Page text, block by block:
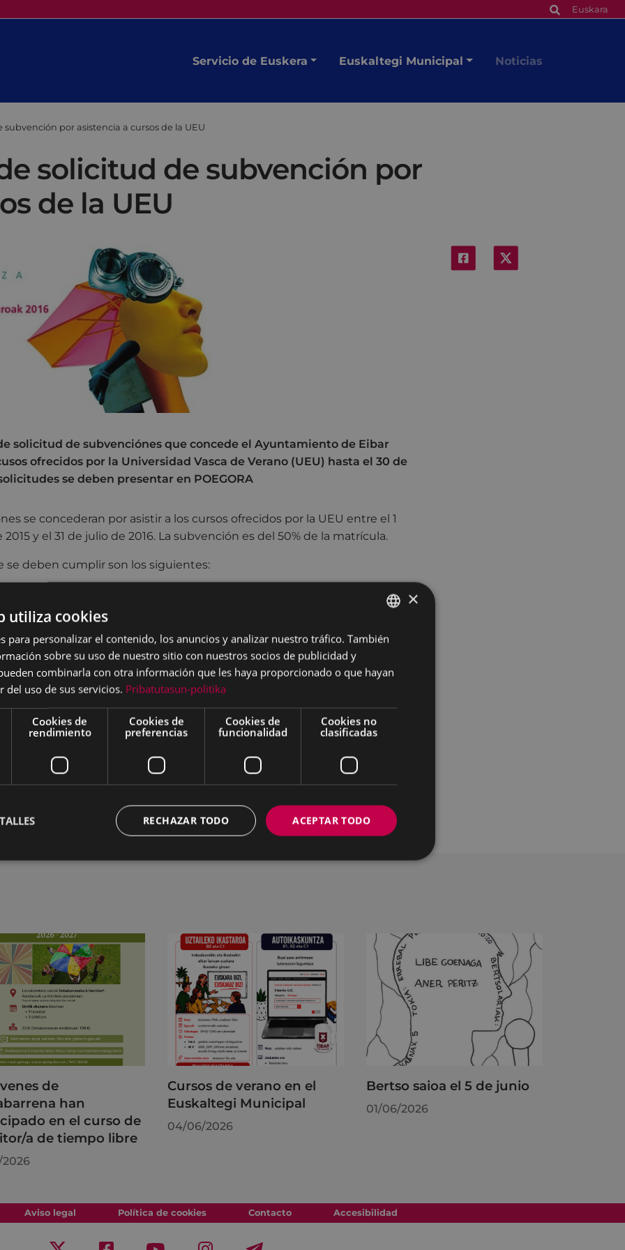
Euskara
Servicio de Euskera Euskaltegi Municipal Noticias
por asistencia a cursos de la UEU
solicitud de subvención por
de la UEU
solicitud de subvenciónes que concede el Ayuntamiento de Eibar
ofrecidos por la Universidad Vasca de Verano (UEU) hasta el 30 de
se deben presentar en POEGORA
se concederan por asistir a los cursos ofrecidos por la UEU entre el 1
y el 31 de julio de 2016. La subvención es del 50% de la matrícula.
se deben cumplir son los siguientes:
a en Eibar.
una asistencia del 85%
UEU fuera de Eibar:
estudiante.
a en Eibar.
una asistencia del 85%.
de
han
en el curso de
a de tiempo libre
2026
Cursos de verano en el
Euskaltegi Municipal
04/06/2026
Bertso saioa el 5 de junio
01/06/2026
Aviso legal Política de cookies Contacto Accesibilidad
BASQUE
×
utiliza cookies
para personalizar el contenido, los anuncios y analizar nuestro tráfico. También
sobre su uso de nuestro sitio con nuestros socios de publicidad y
combinarla con otra información que les haya proporcionado o que hayan
del uso de sus servicios. Pribatutasun-politika
Cookies de
rendimiento
Cookies de
preferencias
Cookies de
funcionalidad
Cookies no
clasificadas
ACEPTAR TODO
RECHAZAR TODO